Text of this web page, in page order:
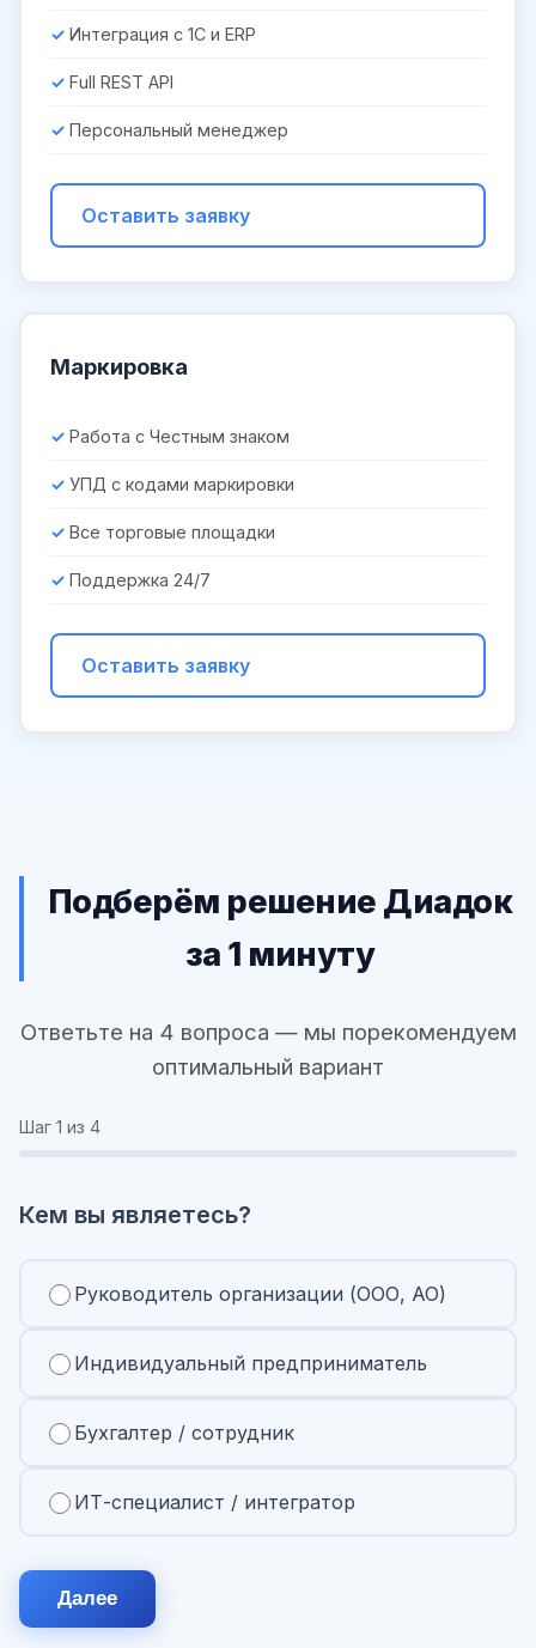
Интеграция с 1С и ERP
Full REST API
Персональный менеджер
Оставить заявку
Маркировка
Работа с Честным знаком
УПД с кодами маркировки
Все торговые площадки
Поддержка 24/7
Оставить заявку
Подберём решение Диадок
за 1 минуту
Ответьте на 4 вопроса — мы порекомендуем
оптимальный вариант
Шаг 1 из 4
Кем вы являетесь?
Руководитель организации (ООО, АО)
Индивидуальный предприниматель
Бухгалтер / сотрудник
ИТ-специалист / интегратор
Далее